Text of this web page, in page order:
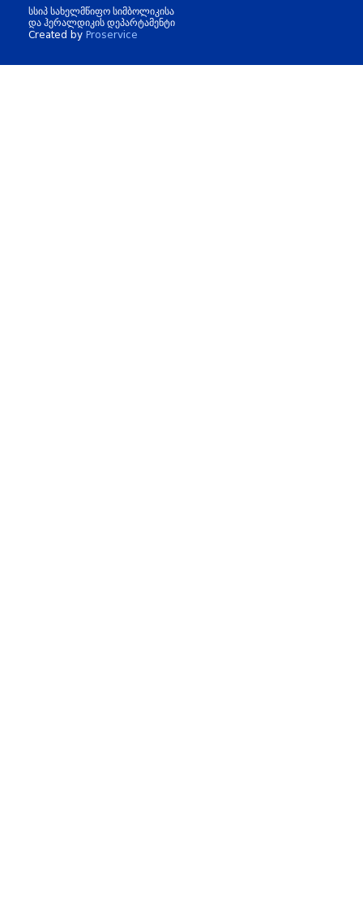
სსიპ სახელმწიფო სიმბოლიკისა
და ჰერალდიკის დეპარტამენტი
Created by Proservice